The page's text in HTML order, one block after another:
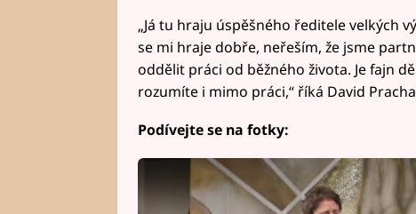
„Já tu hraju úspěšného ředitele velkých
se mi hraje dobře, neřeším, že jsme
oddělit práci od běžného života. Je fajn
rozumíte i mimo práci,“ říká David
Podívejte se na fotky: